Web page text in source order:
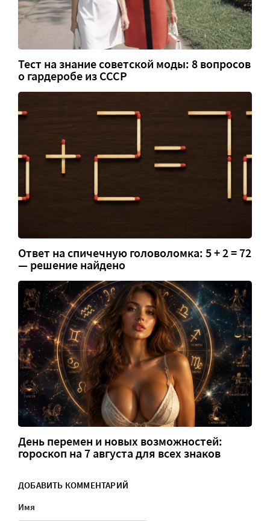
Тест на знание советской моды: 8 вопросов
о гардеробе из СССР
Ответ на спичечную головоломка: 5 + 2 = 72
— решение найдено
День перемен и новых возможностей:
гороскоп на 7 августа для всех знаков
ДОБАВИТЬ КОММЕНТАРИЙ
Имя